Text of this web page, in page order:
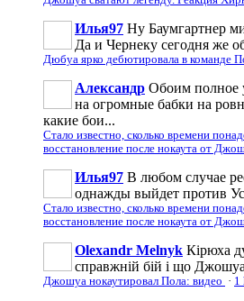
Илья97 Ну Баумгартнер
Да и Чернеку сегодня же
Дюбуа ярко дебютировала в команде
Александр Обоим полное
на огромные бабки на
какие бои...
Стало известно, сколько времени
восстановление после нокаута от
Илья97 В любом случае
однажды выйдет против
Стало известно, сколько времени
восстановление после нокаута от
Olexandr Melnyk Кірюха
справжній бій і що
Джошуа нокаутировал Пола: видео · 1